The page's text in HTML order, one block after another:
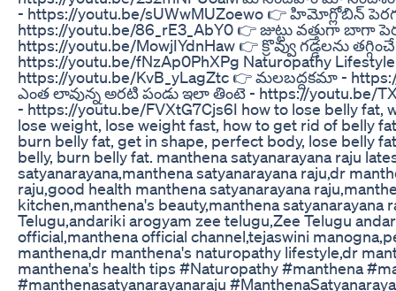
- https://youtu.be/sUWwMUZoewo 👉 హిమోగ్లోబిన్
https://youtu.be/86_rE3_AbY0 👉 జుట్టు వత్తుగా బాగా
https://youtu.be/MowjIYdnHaw 👉 క్రొవ్వు గడ్డలను
https://youtu.be/fNzAp0PhXPg Naturopathy
https://youtu.be/KvB_yLagZtc 👉 మలబద్దకమా -
ఎంత లావున్న అరటి పండు ఇలా తింటె - https://youtu.be/
- https://youtu.be/FVXtG7Cjs6I how to lose belly fat,
lose weight, lose weight fast, how to get rid of belly
burn belly fat, get in shape, perfect body, lose belly
belly, burn belly fat. manthena satyanarayana raju
satyanarayana,manthena satyanarayana raju,dr
raju,good health manthena satyanarayana
kitchen,manthena's beauty,manthena satyanarayana
Telugu,andariki arogyam zee telugu,Zee Telugu
official,manthena official channel,tejaswini
manthena,dr manthena's naturopathy lifestyle,dr
manthena's health tips #Naturopathy #manthena
#manthenasatyanarayanaraju